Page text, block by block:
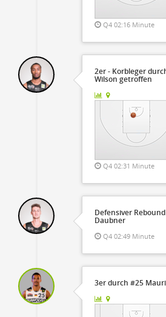
Q4 02:16 Minute
2er - Korbleger
Wilson getroffen
Q4 02:31 Minute
Defensiver
Daubner
Q4 02:49 Minute
3er durch #25